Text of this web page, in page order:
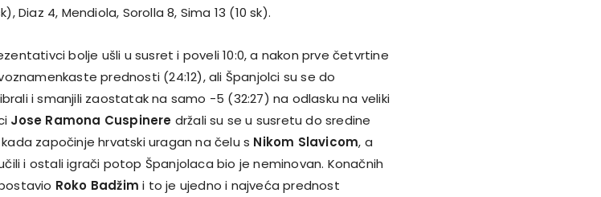
Diaz 4, Mendiola, Sorolla 8, Sima 13 (10 sk).
bolje ušli u susret i poveli 10:0, a nakon prve četvrtine
prednosti (24:12), ali Španjolci su se do
i smanjili zaostatak na samo -5 (32:27) na odlasku na veliki
Jose Ramona Cuspinere držali su se u susretu do sredine
započinje hrvatski uragan na čelu s Nikom Slavicom, a
i ostali igrači potop Španjolaca bio je neminovan. Konačnih
Roko Badžim i to je ujedno i najveća prednost